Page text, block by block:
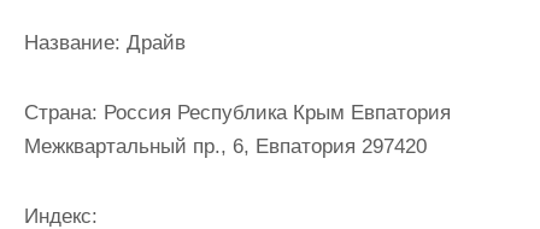
Название: Драйв
Страна: Россия Республика Крым Евпатория
Межквартальный пр., 6, Евпатория 297420
Индекс: